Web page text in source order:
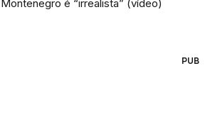
Montenegro é “irrealista” (vídeo)
PUB